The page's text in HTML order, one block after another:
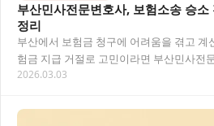
부산민사전문변호사, 보험소송 승
정리
부산에서 보험금 청구에 어려움을 겪고 계
험금 지급 거절로 고민이라면 부산민사전
다. 이 글에서는 보험소송의 핵심 쟁점부터
2026.03.03